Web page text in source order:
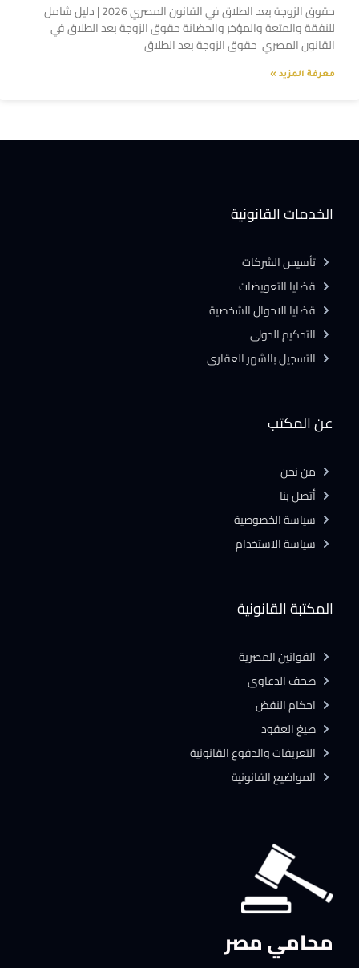
حقوق الزوجة بعد الطلاق في القانون المصري 2026 | دليل شامل
للنفقة والمتعة والمؤخر والحضانة حقوق الزوجة بعد الطلاق في
القانون المصري حقوق الزوجة بعد الطلاق
معرفة المزيد »
محامي مصر
المكتبة القانونية
القوانين المصرية
صحف الدعاوى
احكام النقض
صيغ العقود
التعريفات والدفوع القانونية
المواضيع القانونية
عن المكتب
من نحن
أتصل بنا
سياسة الخصوصية
سياسة الاستخدام
الخدمات القانونية
تأسيس الشركات
قضايا التعويضات
قضايا الاحوال الشخصية
التحكيم الدولى
التسجيل بالشهر العقارى